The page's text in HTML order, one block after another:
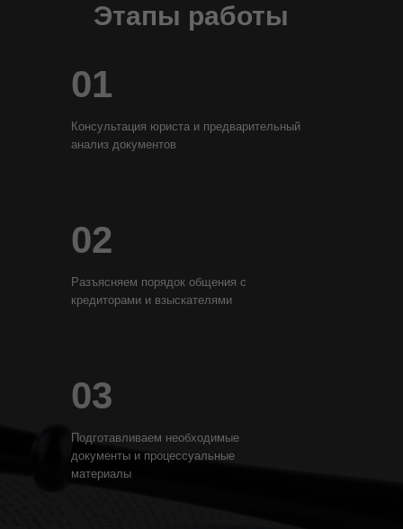
Этапы работы
01
Консультация юриста и предварительный
анализ документов
02
Разъясняем порядок общения с
кредиторами и взыскателями
03
Подготавливаем необходимые
документы и процессуальные
материалы